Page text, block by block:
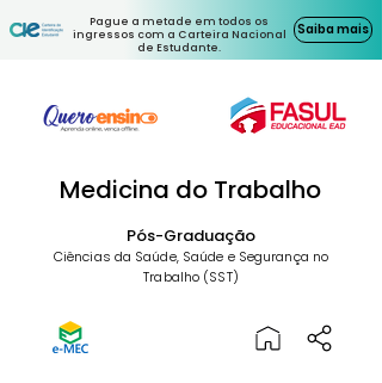
Pague a metade em todos os
ingressos com a Carteira Nacional
de Estudante.
Saiba mais
Medicina do Trabalho
Pós-Graduação
Ciências da Saúde, Saúde e Segurança no
Trabalho (SST)